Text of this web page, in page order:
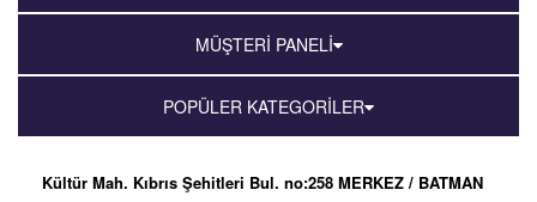
MÜŞTERİ PANELİ
POPÜLER KATEGORİLER
Kültür Mah. Kıbrıs Şehitleri Bul. no:258 MERKEZ / BATMAN